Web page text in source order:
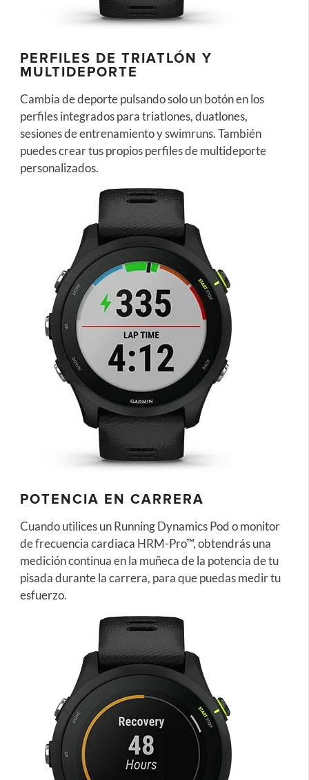
PERFILES DE TRIATLÓN Y
MULTIDEPORTE
Cambia de deporte pulsando solo un botón en los
perfiles integrados para triatlones, duatlones,
sesiones de entrenamiento y swimruns. También
puedes crear tus propios perfiles de multideporte
personalizados.
POTENCIA EN CARRERA
Cuando utilices un Running Dynamics Pod o monitor
de frecuencia cardiaca HRM-Pro™, obtendrás una
medición continua en la muñeca de la potencia de tu
pisada durante la carrera, para que puedas medir tu
esfuerzo.